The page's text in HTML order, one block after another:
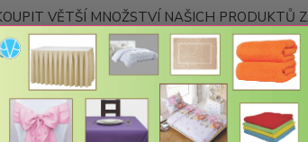
VĚTŠÍ MNOŽSTVÍ NAŠICH PRODUKTŮ
Kontakty
Hledat